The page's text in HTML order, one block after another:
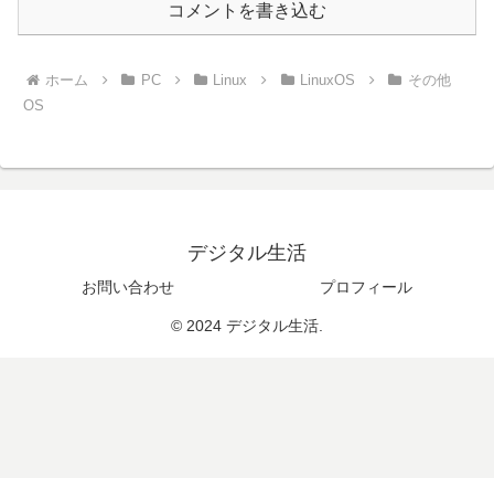
コメントを書き込む
ホーム PC Linux LinuxOS
その他
OS
デジタル生活
お問い合わせ プロフィール
© 2024 デジタル生活.